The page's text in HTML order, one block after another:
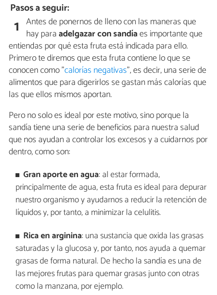
Pasos a seguir:
1 Antes de ponernos de lleno con las maneras que
hay paraadelgazar con sandíaes importante que
entiendas por qué esta fruta está indicada para ello.
Primero te diremos que esta fruta contiene lo que se
conocen como "calorías negativas", es decir, una serie de
alimentos que para digerirlos se gastan más calorías que
las que ellos mismos aportan.
Pero no solo es ideal por este motivo, sino porque la
sandía tiene una serie de beneficios para nuestra salud
que nos ayudan a controlar los excesos y a cuidarnos por
dentro, como son:
Gran aporte en agua: al estar formada,
principalmente de agua, esta fruta es ideal para depurar
nuestro organismo y ayudarnos a reducir la retención de
líquidos y, por tanto, a minimizar la celulitis.
Rica en arginina: una sustancia que oxida las grasas
saturadas y la glucosa y, por tanto, nos ayuda a quemar
grasas de forma natural. De hecho la sandía es una de
las mejores frutas para quemar grasas junto con otras
como la manzana, por ejemplo.